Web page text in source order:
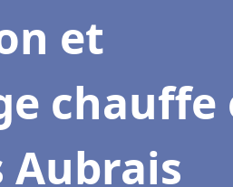
et
chauffe
Aubrais